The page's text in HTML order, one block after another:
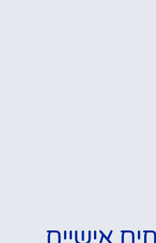
אישיים